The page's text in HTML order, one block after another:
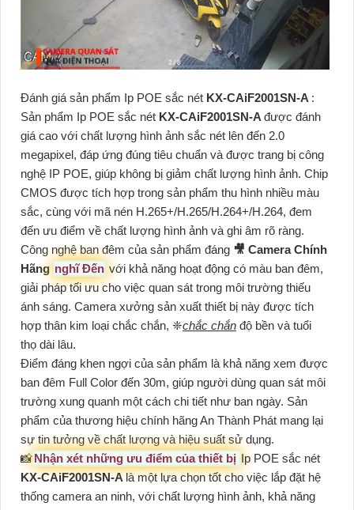
Đánh giá sản phẩm Ip POE sắc nét KX-CAiF2001SN-A :
Sản phẩm Ip POE sắc nét KX-CAiF2001SN-A được đánh
giá cao với chất lượng hình ảnh sắc nét lên đến 2.0
megapixel, đáp ứng đúng tiêu chuẩn và được trang bị công
nghệ IP POE, giúp không bị giảm chất lượng hình ảnh. Chip
CMOS được tích hợp trong sản phẩm thu hình nhiều màu
sắc, cùng với mã nén H.265+/H.265/H.264+/H.264, đem
đến ưu điểm về chất lượng hình ảnh và ghi âm rõ ràng.
Công nghệ ban đêm của sản phẩm đáng 🎥 Camera Chính
Hãng nghĩ Đến với khả năng hoạt động có màu ban đêm,
giải pháp tối ưu cho việc quan sát trong môi trường thiếu
ánh sáng. Camera xưởng sản xuất thiết bị này được tích
hợp thân kim loại chắc chắn, ❈chắc chắn độ bền và tuổi
thọ dài lâu.
Điểm đáng khen ngợi của sản phẩm là khả năng xem được
ban đêm Full Color đến 30m, giúp người dùng quan sát môi
trường xung quanh một cách chi tiết như ban ngày. Sản
phẩm của thương hiệu chính hãng An Thành Phát mang lại
sự tin tưởng về chất lượng và hiệu suất sử dụng.
📸Nhận xét những ưu điểm của thiết bị Ip POE sắc nét
KX-CAiF2001SN-Alà một lựa chọn tốt cho việc lắp đặt hệ
thống camera an ninh, với chất lượng hình ảnh, khả năng